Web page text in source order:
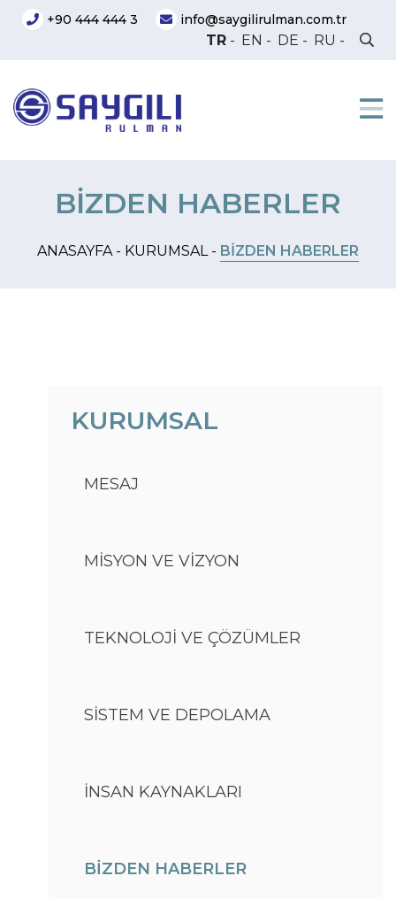
+90 444 444 3 info@saygilirulman.com.tr
TR - EN - DE - RU -
BİZDEN HABERLER
ANASAYFA - KURUMSAL - BİZDEN HABERLER
KURUMSAL
MESAJ
MİSYON VE VİZYON
TEKNOLOJİ VE ÇÖZÜMLER
SİSTEM VE DEPOLAMA
İNSAN KAYNAKLARI
BİZDEN HABERLER